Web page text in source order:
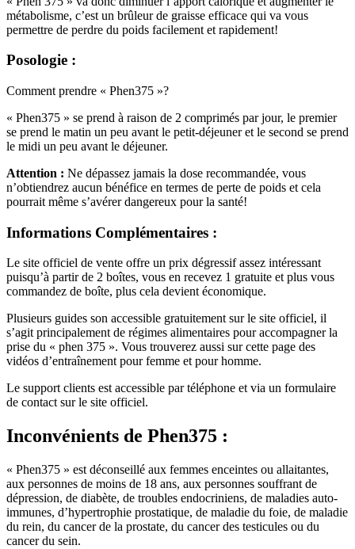
métabolisme, c’est un brûleur de graisse efficace qui va vous
permettre de perdre du poids facilement et rapidement!
Posologie :
Comment prendre « Phen375 »?
« Phen375 » se prend à raison de 2 comprimés par jour, le premier
se prend le matin un peu avant le petit-déjeuner et le second se prend
le midi un peu avant le déjeuner.
Attention : Ne dépassez jamais la dose recommandée, vous
n’obtiendrez aucun bénéfice en termes de perte de poids et cela
pourrait même s’avérer dangereux pour la santé!
Informations Complémentaires :
Le site officiel de vente offre un prix dégressif assez intéressant
puisqu’à partir de 2 boîtes, vous en recevez 1 gratuite et plus vous
commandez de boîte, plus cela devient économique.
Plusieurs guides son accessible gratuitement sur le site officiel, il
s’agit principalement de régimes alimentaires pour accompagner la
prise du « phen 375 ». Vous trouverez aussi sur cette page des
vidéos d’entraînement pour femme et pour homme.
Le support clients est accessible par téléphone et via un formulaire
de contact sur le site officiel.
Inconvénients de Phen375 :
« Phen375 » est déconseillé aux femmes enceintes ou allaitantes,
aux personnes de moins de 18 ans, aux personnes souffrant de
dépression, de diabète, de troubles endocriniens, de maladies auto-
immunes, d’hypertrophie prostatique, de maladie du foie, de maladie
du rein, du cancer de la prostate, du cancer des testicules ou du
cancer du sein.